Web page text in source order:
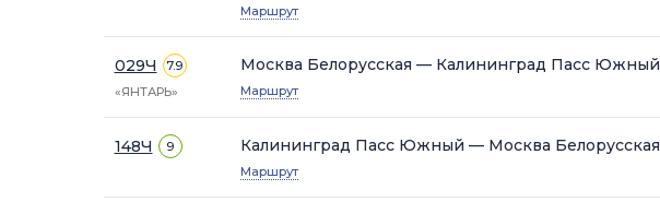
Маршрут
029Ч
7.9
«ЯНТАРЬ»
Москва Белорусская — Калининград Пасс Южный
Маршрут
148Ч 9 Калининград Пасс Южный — Москва Белорусская
Маршрут